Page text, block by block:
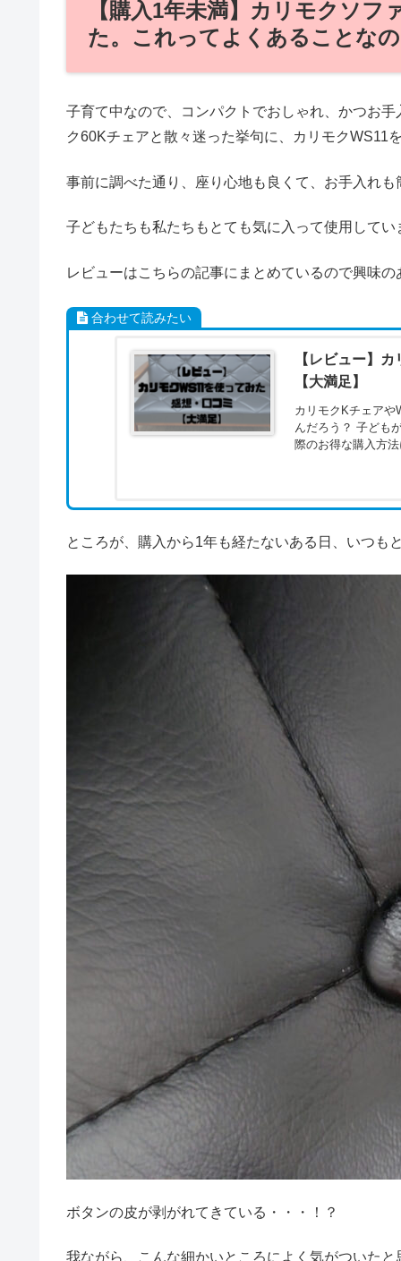
【購入1年未満】カリモクソ
た。これってよくあることな
子育て中なので、コンパクトでおしゃれ、かつお
ク60Kチェアと散々迷った挙句に、カリモクWS11
事前に調べた通り、座り心地も良くて、お手入れも
子どもたちも私たちもとても気に入って使用してい
レビューはこちらの記事にまとめているので興味
合わせて読みたい
【レビュー】
【大満足】
カリモクKチェアや
んだろう？ 子ども
際のお得な購入方
ところが、購入から1年も経たないある日、いつも
ボタンの皮が剥がれてきている・・・！？
我ながら、こんな細かいところによく気がついた